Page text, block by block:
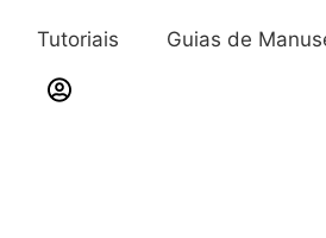
Tutoriais Guias de